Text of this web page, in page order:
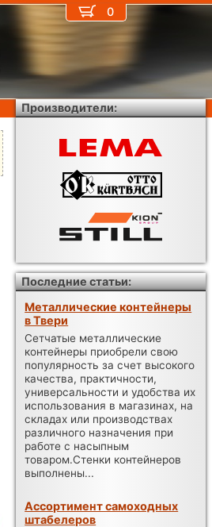
0
Производители:
Последние статьи:
Металлические контейнеры
в Твери
Сетчатые металлические
контейнеры приобрели свою
популярность за счет высокого
качества, практичности,
универсальности и удобства их
использования в магазинах, на
складах или производствах
различного назначения при
работе с насыпным
товаром.Стенки контейнеров
выполнены...
Ассортимент самоходных
штабелеров